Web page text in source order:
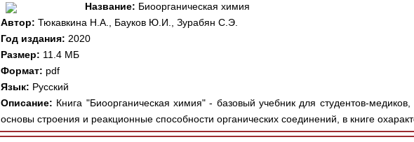
Название: Биоорганическая химия
Автор: Тюкавкина Н.А., Бауков Ю.И., Зурабян С.Э.
Год издания: 2020
Размер: 11.4 МБ
Формат: pdf
Язык: Русский
Описание: Книга "Биоорганическая химия" - базовый учебник для студентов-
основы строения и реакционные способности органических соединений, в книге